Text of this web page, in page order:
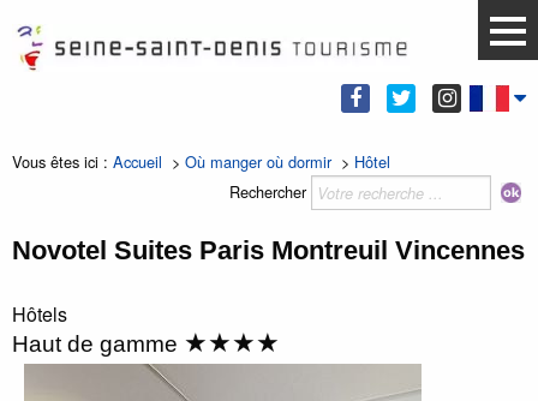
Vous êtes ici : Accueil > Où manger où dormir> Hôtel
Rechercher
Novotel Suites Paris Montreuil Vincennes
Hôtels
Haut de gamme ★★★★